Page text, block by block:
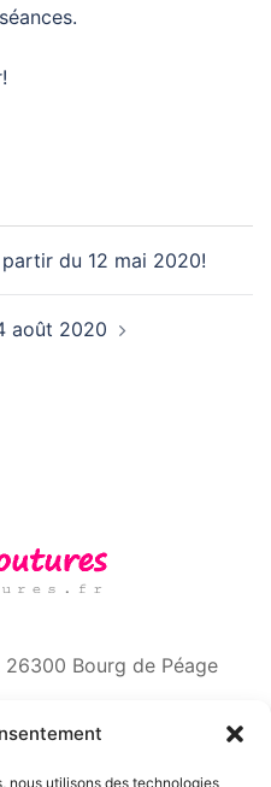
nous utilisons des technologies
du 12 mai 2020!
août 2020
Bourg de Péage